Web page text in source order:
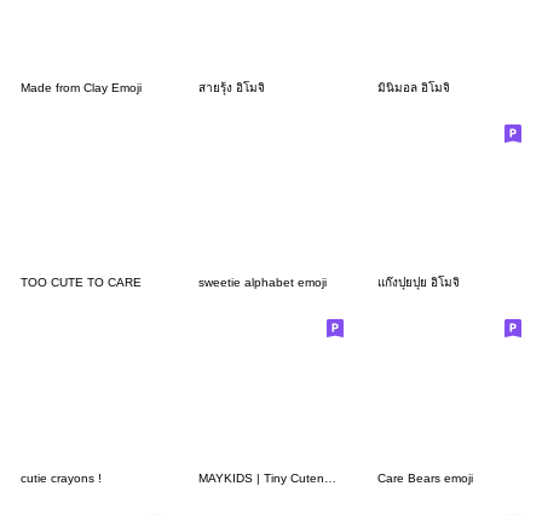
Made from Clay Emoji สายรุ้ง อิโมจิ มินิมอล อิโมจิ
TOO CUTE TO CARE sweetie alphabet emoji แก๊งปุยปุย อิโมจิ
cutie crayons ! Care Bears emoji